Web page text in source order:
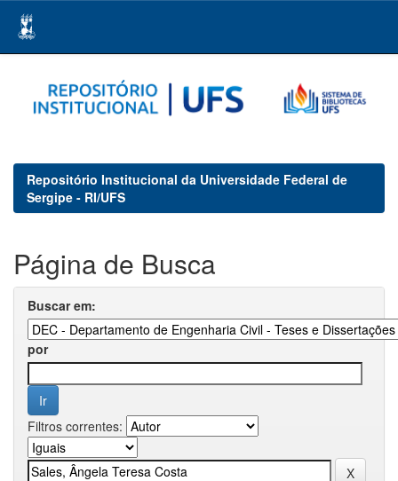
navigation
Repositório Institucional da Universidade Federal de
Sergipe - RI/UFS
Página de Busca
Buscar em:
por
Filtros correntes: